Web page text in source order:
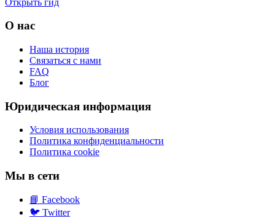
О нас
Наша история
Связаться с нами
FAQ
Блог
Юридическая информация
Условия использования
Политика конфиденциальности
Политика cookie
Мы в сети
📘 Facebook
🐦 Twitter